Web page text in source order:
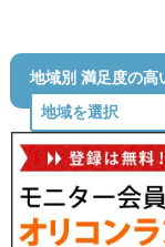
地域別 満足度の高